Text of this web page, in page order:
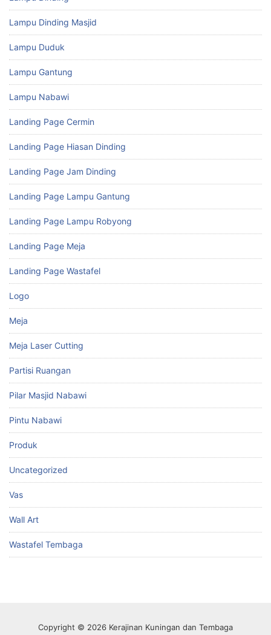
Lampu Dinding Masjid
Lampu Duduk
Lampu Gantung
Lampu Nabawi
Landing Page Cermin
Landing Page Hiasan Dinding
Landing Page Jam Dinding
Landing Page Lampu Gantung
Landing Page Lampu Robyong
Landing Page Meja
Landing Page Wastafel
Logo
Meja
Meja Laser Cutting
Partisi Ruangan
Pilar Masjid Nabawi
Pintu Nabawi
Produk
Uncategorized
Vas
Wall Art
Wastafel Tembaga
Copyright © 2026 Kerajinan Kuningan dan Tembaga